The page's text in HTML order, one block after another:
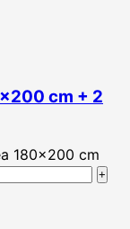
cm + 2
180×200 cm